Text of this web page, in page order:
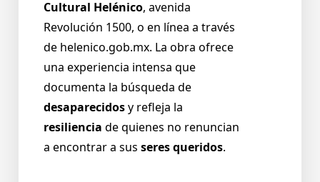
Cultural Helénico, avenida
Revolución 1500, o en línea a través
de helenico.gob.mx. La obra ofrece
una experiencia intensa que
documenta la búsqueda de
desaparecidosy refleja la
resiliencia de quienes no renuncian
a encontrar a sus seres queridos.